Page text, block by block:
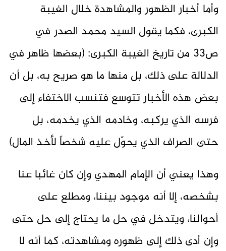
وأما أخبار الظهور والمشاهدة خلال الغيبة
الكبرى، فكما يقول السيد محمد الصدر في
ص33 من تاريخ الغيبة الكبرى: (بعضها ظاهر في
الدلالة على ذلك، بل منها ما هو صريح به، بل أن
بعض هذه الأخبار تتوسع فتنسب الاختفاء إلى
فرسه الذي يركبه، وخادمه الذي يخدمه، بل
حتى الصراف الذي يحوّل عليه شخصاً لأخذ المال)
وهذا يعني أن الإمام المهدي وإن كان غائبا عنا
بشخصه، إلا أنه موجود بيننا، ومطلع على
أحوالنا، ويتدخل في حل ما يحتاج إلى حل حتى
وإن أدى ذلك إلى ظهوره ومشاهدته، كما أنه لا